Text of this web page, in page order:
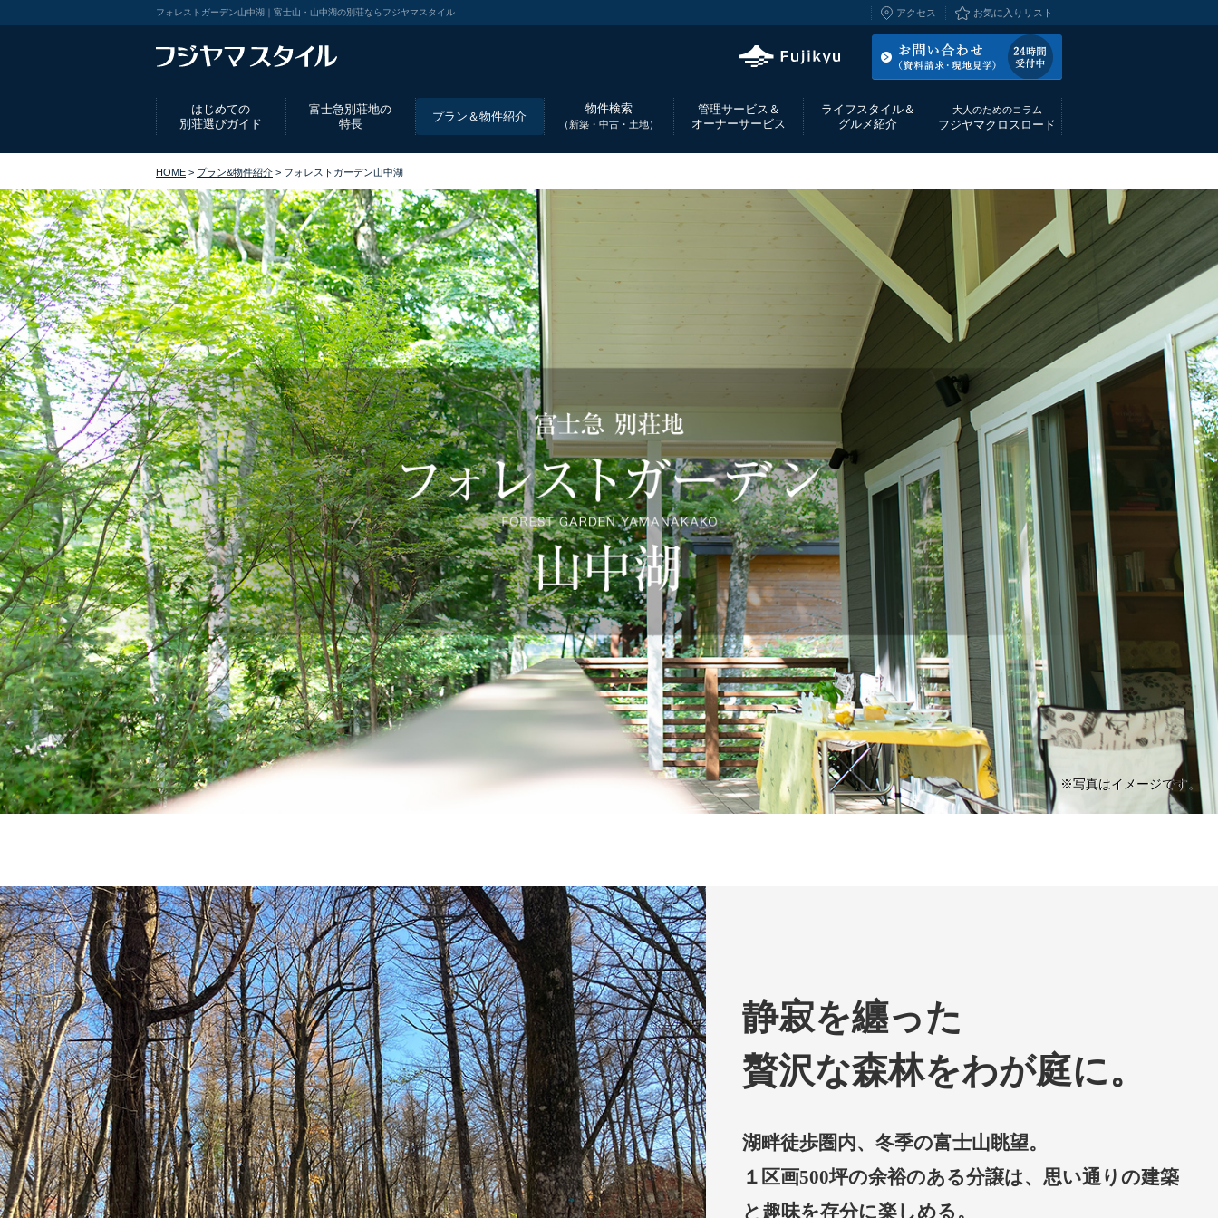
フォレストガーデン山中湖｜富士山・山中湖の別荘ならフジヤマスタイル アクセス お気に入りリスト
はじめての
別荘選びガイド
富士急別荘地の
特長
プラン＆物件紹介
物件検索
（新築・中古・土地）
管理サービス＆
オーナーサービス
ライフスタイル＆
グルメ紹介
大人のためのコラム
フジヤマクロスロード
HOME > プラン&物件紹介 > フォレストガーデン山中湖
※写真はイメージです。
静寂を纏った
贅沢な森林をわが庭に。
湖畔徒歩圏内、冬季の富士山眺望。
１区画500坪の余裕のある分譲は、思い通りの建築
と趣味を存分に楽しめる。